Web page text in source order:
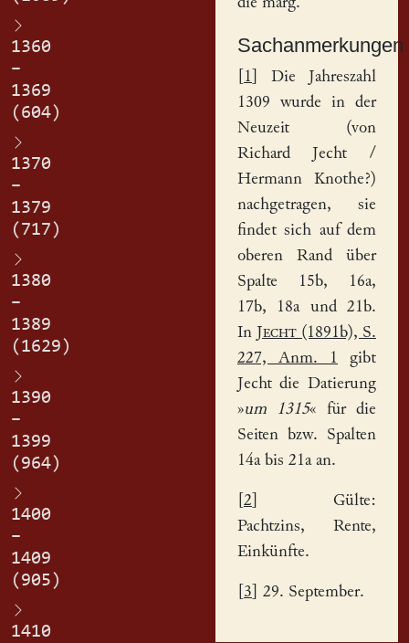
1360
–
1369
(604)
1370
–
1379
(717)
1380
–
1389
(1629)
1390
–
1399
(964)
1400
–
1409
(905)
1410
Sachanmerkungen
1
] Die Jahreszahl
1309 wurde in der
Neuzeit (von
Richard Jecht /
Hermann Knothe?)
nachgetragen, sie
findet sich auf dem
oberen Rand über
Spalte 15b, 16a,
17b, 18a und 21b.
In Jecht(1891b), S.
227, Anm. 1
gibt
Jecht die Datierung
»um 1315« für die
Seiten bzw. Spalten
14a bis 21a an.
2 ] Gülte:
Pachtzins, Rente,
Einkünfte.
3 ] 29. September.